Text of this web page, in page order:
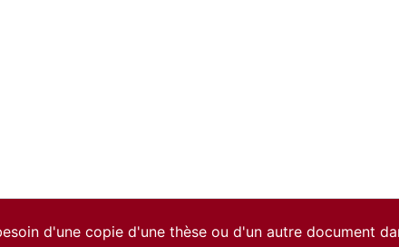
d'une copie d'une thèse ou d'un autre document